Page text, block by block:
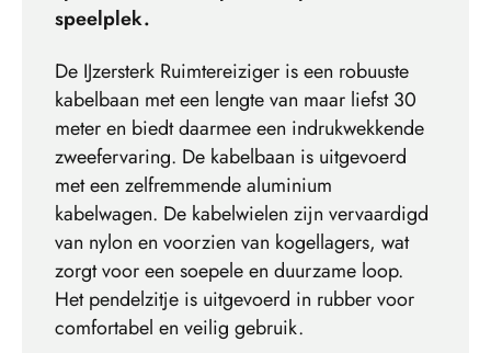
speelplek.
De IJzersterk Ruimtereiziger is een robuuste
kabelbaan met een lengte van maar liefst 30
meter en biedt daarmee een indrukwekkende
zweefervaring. De kabelbaan is uitgevoerd
met een zelfremmende aluminium
kabelwagen. De kabelwielen zijn vervaardigd
van nylon en voorzien van kogellagers, wat
zorgt voor een soepele en duurzame loop.
Het pendelzitje is uitgevoerd in rubber voor
comfortabel en veilig gebruik.